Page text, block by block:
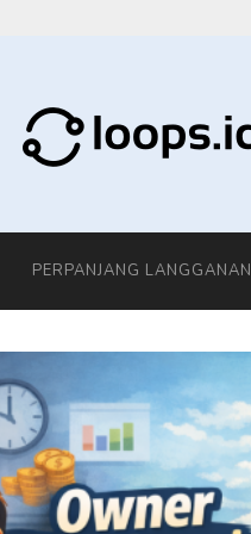
PERPANJANG LANGGANAN